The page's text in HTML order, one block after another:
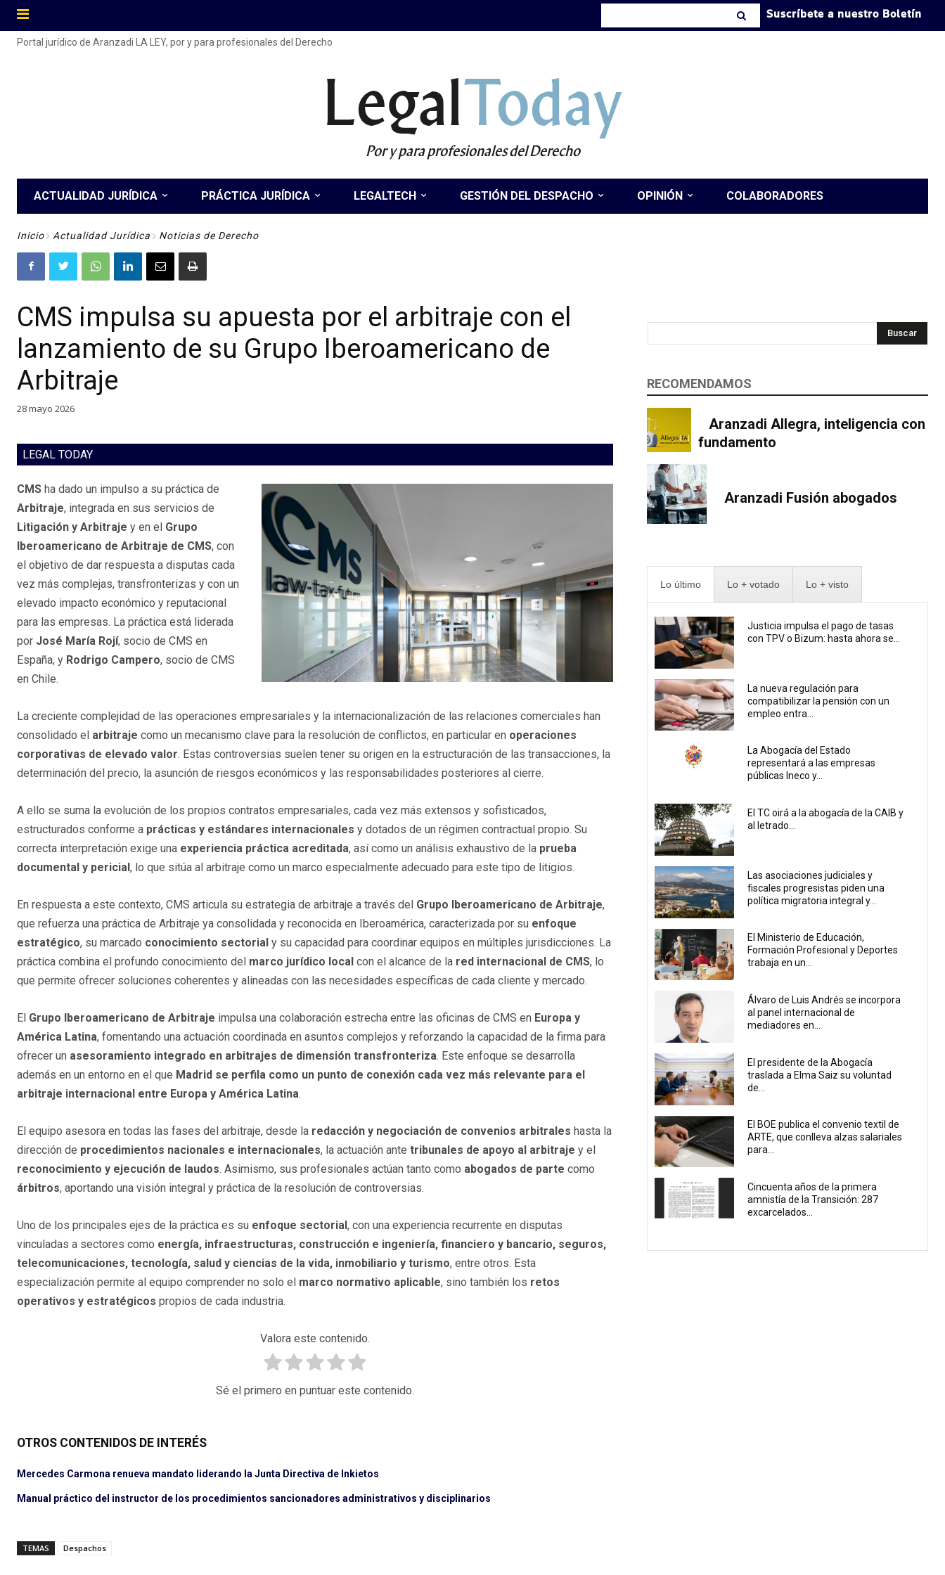
Suscríbete a nuestro Boletín
Portal jurídico de Aranzadi LA LEY, por y para profesionales del Derecho
LegalToday
Por y para profesionales del Derecho
ACTUALIDAD JURÍDICA PRÁCTICA JURÍDICA LEGALTECH GESTIÓN DEL DESPACHO OPINIÓN COLABORADORES
Inicio Actualidad Jurídica Noticias de Derecho
CMS impulsa su apuesta por el arbitraje con el
lanzamiento de su Grupo Iberoamericano de
Arbitraje
28 mayo 2026
LEGAL TODAY
CMS ha dado un impulso a su práctica de
Arbitraje, integrada en sus servicios de
Litigación y Arbitraje y en el Grupo
Iberoamericano de Arbitraje de CMS, con
el objetivo de dar respuesta a disputas cada
vez más complejas, transfronterizas y con un
elevado impacto económico y reputacional
para las empresas. La práctica está liderada
por José María Rojí, socio de CMS en
España, y Rodrigo Campero, socio de CMS
en Chile.
La creciente complejidad de las operaciones empresariales y la internacionalización de las relaciones comerciales han
consolidado el arbitraje como un mecanismo clave para la resolución de conflictos, en particular en operaciones
corporativas de elevado valor. Estas controversias suelen tener su origen en la estructuración de las transacciones, la
determinación del precio, la asunción de riesgos económicos y las responsabilidades posteriores al cierre.
A ello se suma la evolución de los propios contratos empresariales, cada vez más extensos y sofisticados,
estructurados conforme a prácticas y estándares internacionales y dotados de un régimen contractual propio. Su
correcta interpretación exige una experiencia práctica acreditada, así como un análisis exhaustivo de la prueba
documental y pericial , lo que sitúa al arbitraje como un marco especialmente adecuado para este tipo de litigios.
En respuesta a este contexto, CMS articula su estrategia de arbitraje a través del Grupo Iberoamericano de Arbitraje,
que refuerza una práctica de Arbitraje ya consolidada y reconocida en Iberoamérica, caracterizada por su enfoque
estratégico, su marcado conocimiento sectorial y su capacidad para coordinar equipos en múltiples jurisdicciones. La
práctica combina el profundo conocimiento del marco jurídico local con el alcance de la red internacional de CMS, lo
que permite ofrecer soluciones coherentes y alineadas con las necesidades específicas de cada cliente y mercado.
El Grupo Iberoamericano de Arbitraje impulsa una colaboración estrecha entre las oficinas de CMS en Europa y
América Latina, fomentando una actuación coordinada en asuntos complejos y reforzando la capacidad de la firma para
ofrecer un asesoramiento integrado en arbitrajes de dimensión transfronteriza. Este enfoque se desarrolla
además en un entorno en el que Madrid se perfila como un punto de conexión cada vez más relevante para el
arbitraje internacional entre Europa y América Latina.
El equipo asesora en todas las fases del arbitraje, desde la redacción y negociación de convenios arbitrales hasta la
dirección de procedimientos nacionales e internacionales, la actuación ante tribunales de apoyo al arbitraje y el
reconocimiento y ejecución de laudos. Asimismo, sus profesionales actúan tanto como abogados de parte como
árbitros, aportando una visión integral y práctica de la resolución de controversias.
Uno de los principales ejes de la práctica es su enfoque sectorial , con una experiencia recurrente en disputas
vinculadas a sectores como energía, infraestructuras, construcción e ingeniería, financiero y bancario, seguros,
telecomunicaciones, tecnología, salud y ciencias de la vida, inmobiliario y turismo, entre otros. Esta
especialización permite al equipo comprender no solo el marco normativo aplicable, sino también los retos
operativos y estratégicos propios de cada industria.
Valora este contenido.
Sé el primero en puntuar este contenido.
OTROS CONTENIDOS DE INTERÉS
Mercedes Carmona renueva mandato liderando la Junta Directiva de Inkietos
Manual práctico del instructor de los procedimientos sancionadores administrativos y disciplinarios
TEMAS Despachos
Buscar
RECOMENDAMOS
Aranzadi Allegra, inteligencia con
fundamento
Aranzadi Fusión abogados
Lo último Lo + votado Lo + visto
Justicia impulsa el pago de tasas
con TPV o Bizum: hasta ahora se...
La nueva regulación para
compatibilizar la pensión con un
empleo entra...
La Abogacía del Estado
representará a las empresas
públicas Ineco y...
El TC oirá a la abogacía de la CAIB y
al letrado...
Las asociaciones judiciales y
fiscales progresistas piden una
política migratoria integral y...
El Ministerio de Educación,
Formación Profesional y Deportes
trabaja en un...
Álvaro de Luis Andrés se incorpora
al panel internacional de
mediadores en...
El presidente de la Abogacía
traslada a Elma Saiz su voluntad
de...
El BOE publica el convenio textil de
ARTE, que conlleva alzas salariales
para...
Cincuenta años de la primera
amnistía de la Transición: 287
excarcelados...